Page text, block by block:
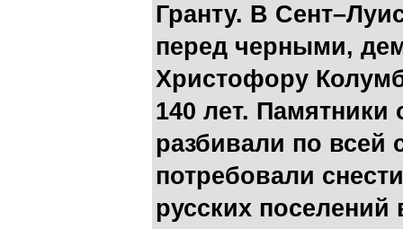
Гранту. В
перед черными,
Христофору
140 лет.
разбивали по всей
потребовали
русских